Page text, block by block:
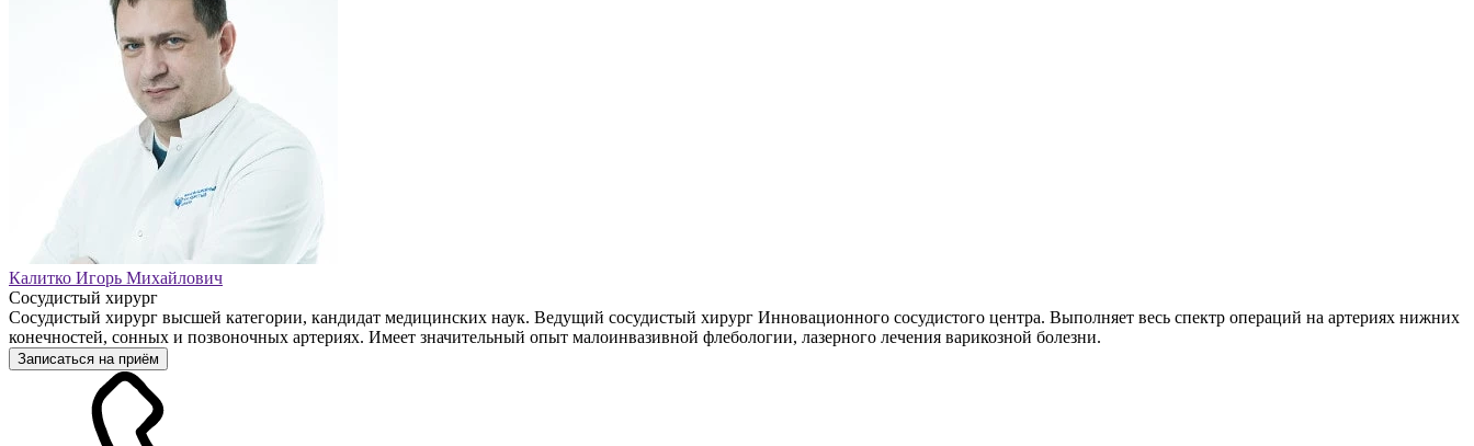
Калитко Игорь Михайлович
Сосудистый хирург
Сосудистый хирург высшей категории, кандидат медицинских наук. Ведущий сосудистый хирург Инновационного сосудистого центра. Выполняет весь спектр операций на артериях нижних
конечностей, сонных и позвоночных артериях. Имеет значительный опыт малоинвазивной флебологии, лазерного лечения варикозной болезни.
Записаться на приём